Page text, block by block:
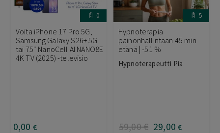
0
Voita iPhone 17 Pro 5G,
Samsung Galaxy S26+ 5G
tai 75″ NanoCell AI NANO8E
4K TV (2025) -televisio
0,00 €
5
Hypnoterapia
painonhallintaan 45 min
etänä | -51 %
Hypnoterapeutti Pia
59,00€ 29,00 €